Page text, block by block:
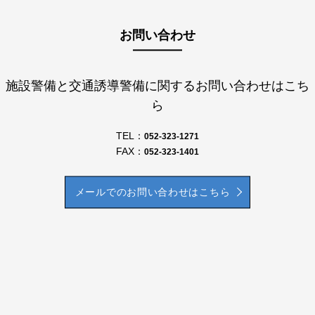
お問い合わせ
施設警備と交通誘導警備に関するお問い合わせはこち
ら
TEL： 052-323-1271
FAX： 052-323-1401
メールでのお問い合わせはこちら